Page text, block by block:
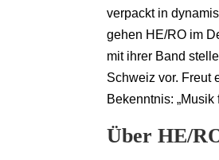
verpackt in
gehen HE/RO im
mit ihrer Band
Schweiz vor. Freut
Bekenntnis: „Musik
Über HE/